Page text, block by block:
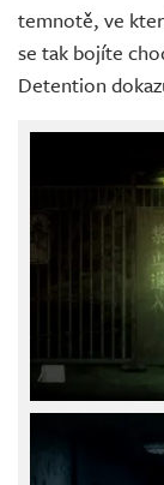
temnotě, ve
se tak bojíte
Detention